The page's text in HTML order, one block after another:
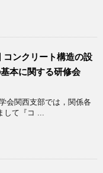
コンクリート構造の設
本に関する研修会
関西支部では，関係各
して『コ ...